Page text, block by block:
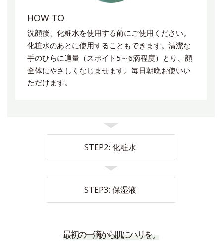
HOW TO
洗顔後、化粧水を使用する前にご使用ください。
化粧水のあとに使用することもできます。清潔な
手のひらに適量（スポイト5～6滴程度）とり、顔
全体にやさしくなじませます。毎日朝晩お使いい
ただけます。
STEP2 化粧水
STEP3 保湿液
最初の一滴から肌にハリを。